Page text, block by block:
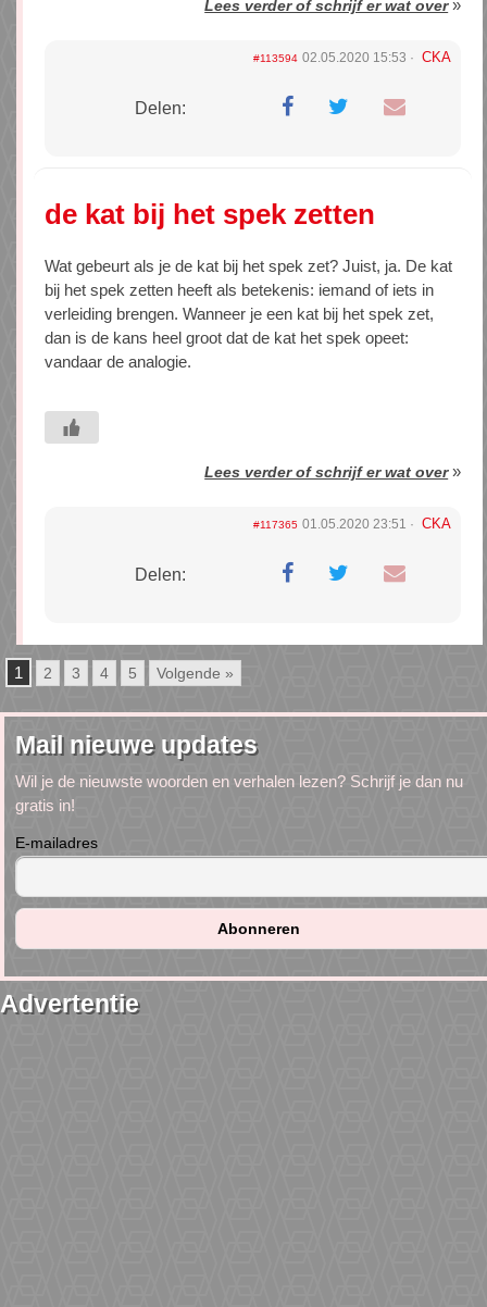
Lees verder of schrijf er wat over»
#113594 02.05.2020 15:53 CKA
Delen:
de kat bij het spek zetten
Wat gebeurt als je de kat bij het spek zet? Juist, ja. De kat
bij het spek zetten heeft als betekenis: iemand of iets in
verleiding brengen. Wanneer je een kat bij het spek zet,
dan is de kans heel groot dat de kat het spek opeet:
vandaar de analogie.
Lees verder of schrijf er wat over»
#117365 01.05.2020 23:51 CKA
Delen:
1 2 3 4 5 Volgende »
Mail nieuwe updates
Wil je de nieuwste woorden en verhalen lezen? Schrijf je dan nu
gratis in!
E-mailadres
Advertentie